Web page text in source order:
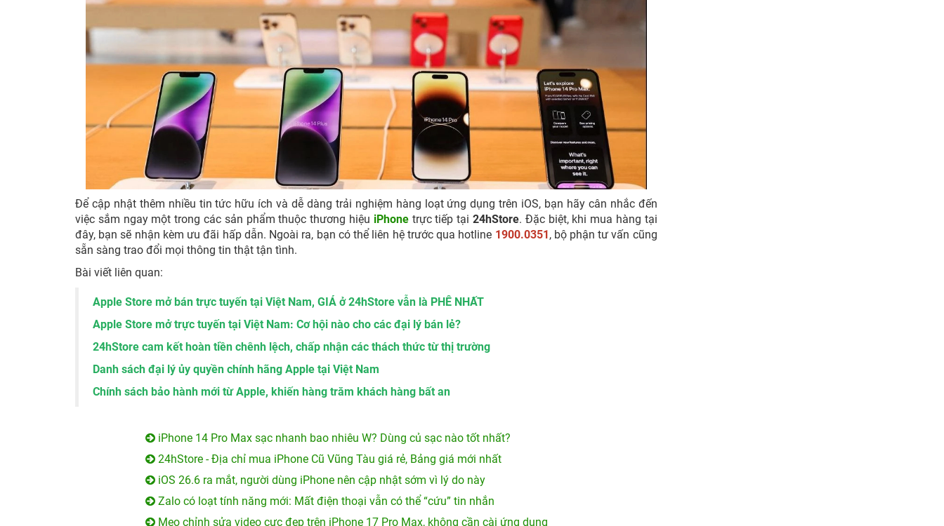
Để cập nhật thêm nhiều tin tức hữu ích và dễ dàng trải nghiệm hàng loạt ứng dụng trên iOS, bạn hãy cân nhắc đến
việc sắm ngay một trong các sản phẩm thuộc thương hiệu iPhone trực tiếp tại 24hStore. Đặc biệt, khi mua hàng tại
đây, bạn sẽ nhận kèm ưu đãi hấp dẫn. Ngoài ra, bạn có thể liên hệ trước qua hotline 1900.0351, bộ phận tư vấn cũng
sẵn sàng trao đổi mọi thông tin thật tận tình.
Bài viết liên quan:
Apple Store mở bán trực tuyến tại Việt Nam, GIÁ ở 24hStore vẫn là PHÊ NHẤT
Apple Store mở trực tuyến tại Việt Nam: Cơ hội nào cho các đại lý bán lẻ?
24hStore cam kết hoàn tiền chênh lệch, chấp nhận các thách thức từ thị trường
Danh sách đại lý ủy quyền chính hãng Apple tại Việt Nam
Chính sách bảo hành mới từ Apple, khiến hàng trăm khách hàng bất an
iPhone 14 Pro Max sạc nhanh bao nhiêu W? Dùng củ sạc nào tốt nhất?
24hStore - Địa chỉ mua iPhone Cũ Vũng Tàu giá rẻ, Bảng giá mới nhất
iOS 26.6 ra mắt, người dùng iPhone nên cập nhật sớm vì lý do này
Zalo có loạt tính năng mới: Mất điện thoại vẫn có thể “cứu” tin nhắn
Mẹo chỉnh sửa video cực đẹp trên iPhone 17 Pro Max, không cần cài ứng dụng